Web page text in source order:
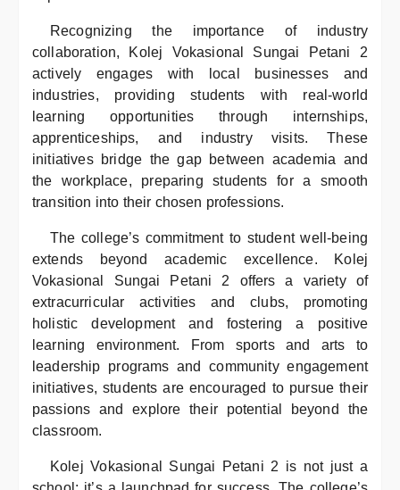
Recognizing the importance of industry
collaboration, Kolej Vokasional Sungai Petani 2
actively engages with local businesses and
industries, providing students with real-world
learning opportunities through internships,
apprenticeships, and industry visits. These
initiatives bridge the gap between academia and
the workplace, preparing students for a smooth
transition into their chosen professions.
The college’s commitment to student well-being
extends beyond academic excellence. Kolej
Vokasional Sungai Petani 2 offers a variety of
extracurricular activities and clubs, promoting
holistic development and fostering a positive
learning environment. From sports and arts to
leadership programs and community engagement
initiatives, students are encouraged to pursue their
passions and explore their potential beyond the
classroom.
Kolej Vokasional Sungai Petani 2 is not just a